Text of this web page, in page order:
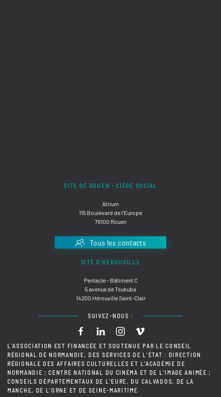
SITE DE ROUEN - SIÈGE SOCIAL
Atrium
115 Boulevard de l'Europe
76100 Rouen
Tous les contacts
SITE D'HÉROUVILLE
Pentacle - Bâtiment C
5 avenue de Tsukuba
14200 Hérouville Saint-Clair
SUIVEZ-NOUS :
L'ASSOCIATION EST FINANCÉE ET SOUTENUE PAR LE CONSEIL
RÉGIONAL DE NORMANDIE, DES SERVICES DE L'ÉTAT : DIRECTION
RÉGIONALE DES AFFAIRES CULTURELLES ET L'ACADÉMIE DE
NORMANDIE ; CENTRE NATIONAL DU CINÉMA ET DE L'IMAGE ANIMÉE ;
CONSEILS DÉPARTEMENTAUX DE L'EURE, DU CALVADOS, DE LA
MANCHE, DE L'ORNE ET DE SEINE-MARITIME.